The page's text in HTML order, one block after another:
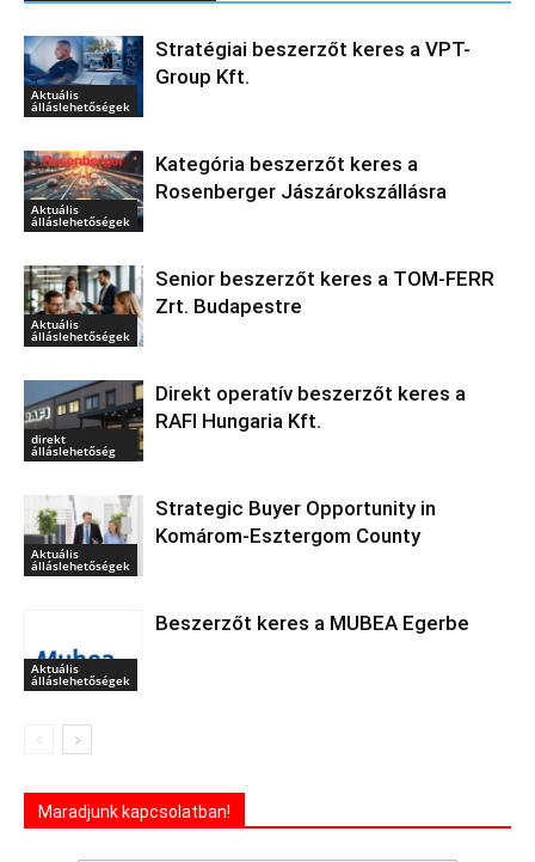
Aktuális
álláslehetőségek
Stratégiai beszerzőt keres a VPT-
Group Kft.
Aktuális
álláslehetőségek
Kategória beszerzőt keres a
Rosenberger Jászárokszállásra
Aktuális
álláslehetőségek
Senior beszerzőt keres a TOM-FERR
Zrt. Budapestre
direkt
álláslehetőség
Direkt operatív beszerzőt keres a
RAFI Hungaria Kft.
Aktuális
álláslehetőségek
Strategic Buyer Opportunity in
Komárom-Esztergom County
Aktuális
álláslehetőségek
Beszerzőt keres a MUBEA Egerbe
Maradjunk kapcsolatban!